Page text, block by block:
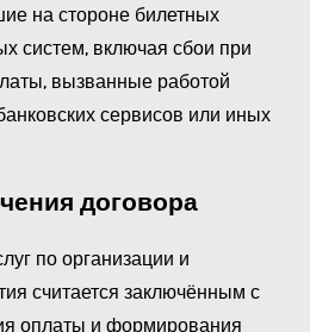
на стороне билетных
систем, включая сбои при
вызванные работой
сервисов или иных
договора
по организации и
считается заключённым с
оплаты и формирования